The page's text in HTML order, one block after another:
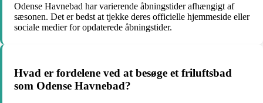
Odense Havnebad har varierende åbningstider afhængigt af
sæsonen. Det er bedst at tjekke deres officielle hjemmeside eller
sociale medier for opdaterede åbningstider.
Hvad er fordelene ved at besøge et friluftsbad
som Odense Havnebad?